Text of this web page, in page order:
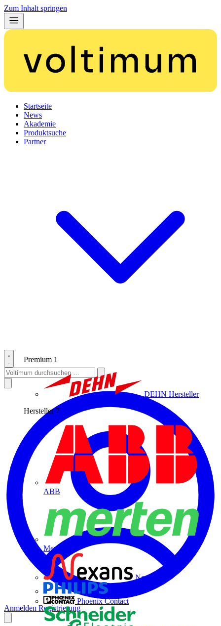
Zum Inhalt springen
Startseite
News
Akademie
Produktsuche
Partner
Premium 1
DEHN Hersteller
Hersteller 7
ABB
Merten
Nexans
Phoenix Contact
Anmelden Registrierung